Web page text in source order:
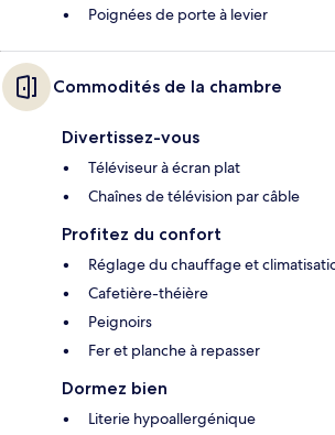
Poignées de porte à levier
Commodités de la chambre
Divertissez-vous
Téléviseur à écran plat
Chaînes de télévision par câble
Profitez du confort
Réglage du chauffage et
Cafetière-théière
Peignoirs
Fer et planche à repasser
Dormez bien
Literie hypoallergénique